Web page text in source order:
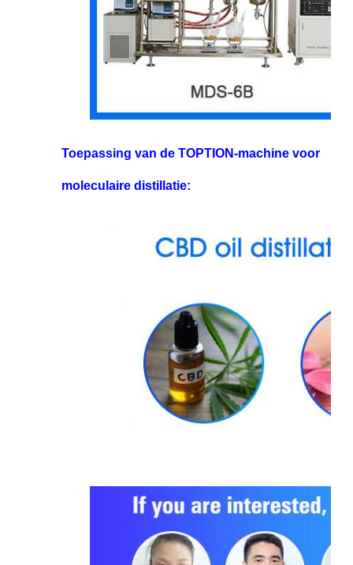
Toepassing van de TOPTION-machine voor
moleculaire distillatie: